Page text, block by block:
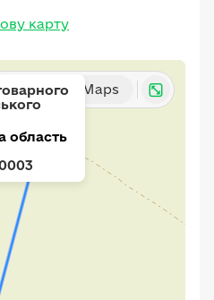
карту
Google Maps
область